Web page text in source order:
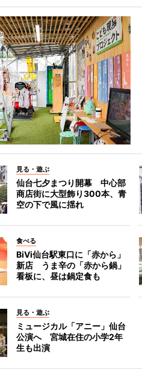
見る・遊ぶ
仙台七夕まつり開幕 中心部
商店街に大型飾り300本、青
空の下で風に揺れ
食べる
BiVi仙台駅東口に「赤から」
新店 うま辛の「赤から鍋」
看板に、昼は鍋定食も
見る・遊ぶ
ミュージカル「アニー」仙台
公演へ 宮城在住の小学2年
生も出演